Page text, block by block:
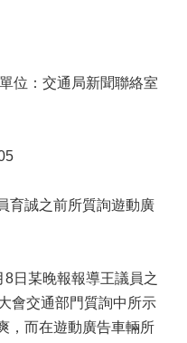
位：交通局新聞聯絡室
育誠之前所質詢遊動廣
日某晚報報導王議員之
會交通部門質詢中所示
，而在遊動廣告車輛所